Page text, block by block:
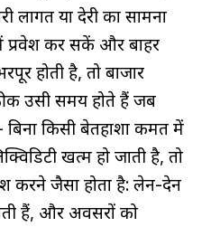
लागत या देरी का सामना
प्रवेश कर सकें और बाहर
होती है, तो बाजार
उसी समय होते हैं जब
किसी बेतहाशा कीमत में
खत्म हो जाती है, तो
करने जैसा होता है: लेन-देन
हैं, और अवसरों को